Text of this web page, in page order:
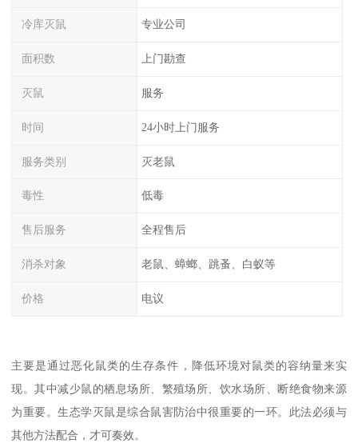
冷库灭鼠 专业公司
面积数 上门勘查
灭鼠 服务
时间 24小时上门服务
服务类别 灭老鼠
毒性 低毒
售后服务 全程售后
消杀对象 老鼠、蟑螂、跳蚤、白蚁等
价格 电议
主要是通过恶化鼠类的生存条件，降低环境对鼠类的容纳量来实
现。其中减少鼠的栖息场所、繁殖场所、饮水场所、断绝食物来源
为重要。生态学灭鼠是综合鼠害防治中很重要的一环。此法必须与
其他方法配合，才可奏效。